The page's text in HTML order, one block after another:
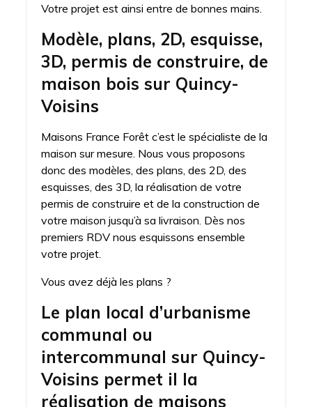
Votre projet est ainsi entre de bonnes mains.
Modèle, plans, 2D, esquisse,
3D, permis de construire, de
maison bois sur Quincy-
Voisins
Maisons France Forêt c’est le spécialiste de la
maison sur mesure. Nous vous proposons
donc des modèles, des plans, des 2D, des
esquisses, des 3D, la réalisation de votre
permis de construire et de la construction de
votre maison jusqu’à sa livraison. Dès nos
premiers RDV nous esquissons ensemble
votre projet.
Vous avez déjà les plans ?
Le plan local d’urbanisme
communal ou
intercommunal sur Quincy-
Voisins permet il la
réalisation de maisons